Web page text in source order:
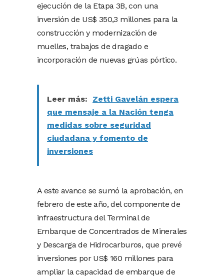
ejecución de la Etapa 3B, con una
inversión de US$ 350,3 millones para la
construcción y modernización de
muelles, trabajos de dragado e
incorporación de nuevas grúas pórtico.
Leer más:
Zetti Gavelán espera
que mensaje a la Nación tenga
medidas sobre seguridad
ciudadana y fomento de
inversiones
A este avance se sumó la aprobación, en
febrero de este año, del componente de
infraestructura del Terminal de
Embarque de Concentrados de Minerales
y Descarga de Hidrocarburos, que prevé
inversiones por US$ 160 millones para
ampliar la capacidad de embarque de